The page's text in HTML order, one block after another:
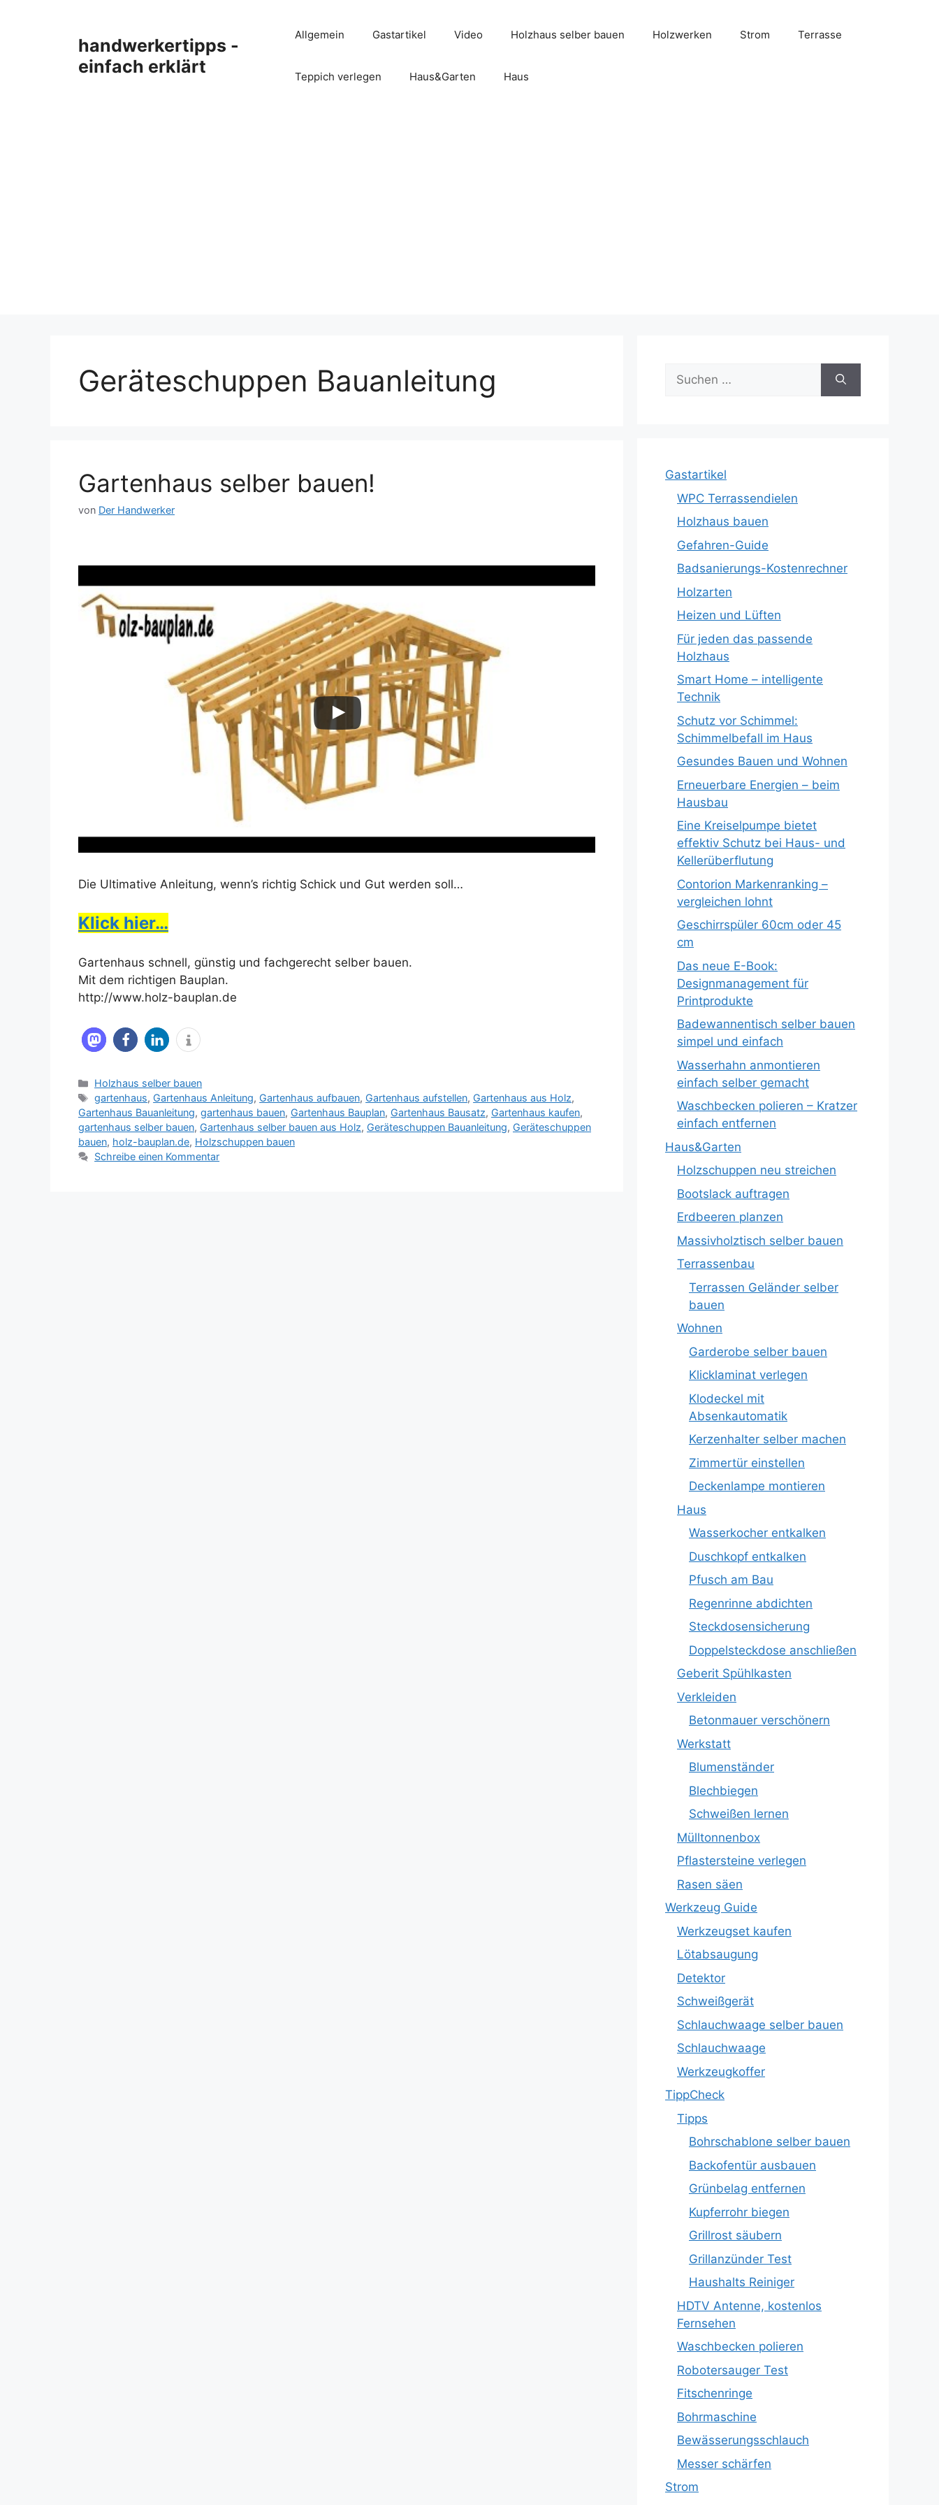
handwerkertipps -
einfach erklärt
Allgemein Gastartikel Video Holzhaus selber bauen Holzwerken Strom Terrasse
Teppich verlegen Haus&Garten Haus
Geräteschuppen Bauanleitung
Gartenhaus selber bauen!
von Der Handwerker
Dieses Video auf YouTube ansehen
Die Ultimative Anleitung, wenn’s richtig Schick und Gut werden soll…
Klick hier…
Gartenhaus schnell, günstig und fachgerecht selber bauen.
Mit dem richtigen Bauplan.
http://www.holz-bauplan.de
Kategorien
Holzhaus selber bauen
Schlagwörter
gartenhaus, Gartenhaus Anleitung, Gartenhaus aufbauen, Gartenhaus aufstellen, Gartenhaus aus Holz,
Gartenhaus Bauanleitung, gartenhaus bauen, Gartenhaus Bauplan, Gartenhaus Bausatz, Gartenhaus kaufen,
gartenhaus selber bauen, Gartenhaus selber bauen aus Holz, Geräteschuppen Bauanleitung, Geräteschuppen
bauen, holz-bauplan.de, Holzschuppen bauen
Schreibe einen Kommentar
Suche
nach:
Gastartikel
WPC Terrassendielen
Holzhaus bauen
Gefahren-Guide
Badsanierungs-Kostenrechner
Holzarten
Heizen und Lüften
Für jeden das passende
Holzhaus
Smart Home – intelligente
Technik
Schutz vor Schimmel:
Schimmelbefall im Haus
Gesundes Bauen und Wohnen
Erneuerbare Energien – beim
Hausbau
Eine Kreiselpumpe bietet
effektiv Schutz bei Haus- und
Kellerüberflutung
Contorion Markenranking –
vergleichen lohnt
Geschirrspüler 60cm oder 45
cm
Das neue E-Book:
Designmanagement für
Printprodukte
Badewannentisch selber bauen
simpel und einfach
Wasserhahn anmontieren
einfach selber gemacht
Waschbecken polieren – Kratzer
einfach entfernen
Haus&Garten
Holzschuppen neu streichen
Bootslack auftragen
Erdbeeren planzen
Massivholztisch selber bauen
Terrassenbau
Terrassen Geländer selber
bauen
Wohnen
Garderobe selber bauen
Klicklaminat verlegen
Klodeckel mit
Absenkautomatik
Kerzenhalter selber machen
Zimmertür einstellen
Deckenlampe montieren
Haus
Wasserkocher entkalken
Duschkopf entkalken
Pfusch am Bau
Regenrinne abdichten
Steckdosensicherung
Doppelsteckdose anschließen
Geberit Spühlkasten
Verkleiden
Betonmauer verschönern
Werkstatt
Blumenständer
Blechbiegen
Schweißen lernen
Mülltonnenbox
Pflastersteine verlegen
Rasen säen
Werkzeug Guide
Werkzeugset kaufen
Lötabsaugung
Detektor
Schweißgerät
Schlauchwaage selber bauen
Schlauchwaage
Werkzeugkoffer
TippCheck
Tipps
Bohrschablone selber bauen
Backofentür ausbauen
Grünbelag entfernen
Kupferrohr biegen
Grillrost säubern
Grillanzünder Test
Haushalts Reiniger
HDTV Antenne, kostenlos
Fernsehen
Waschbecken polieren
Robotersauger Test
Fitschenringe
Bohrmaschine
Bewässerungsschlauch
Messer schärfen
Strom